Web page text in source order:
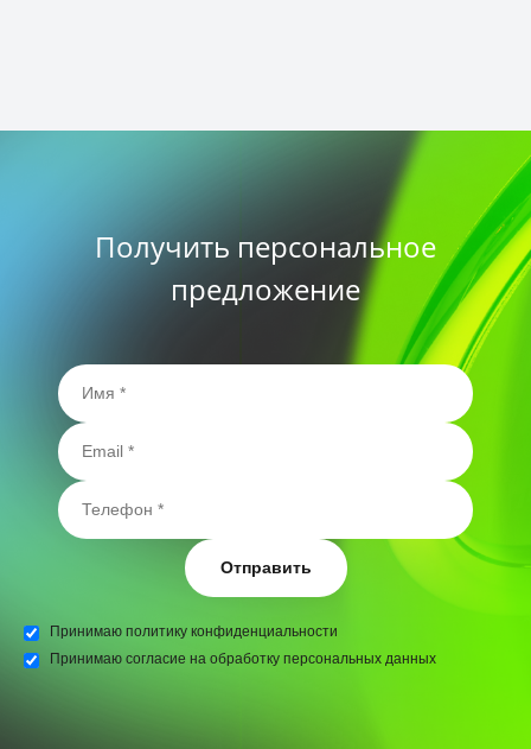
Получить персональное
предложение
Отправить
Принимаю политику конфиденциальности
Принимаю согласие на обработку персональных данных